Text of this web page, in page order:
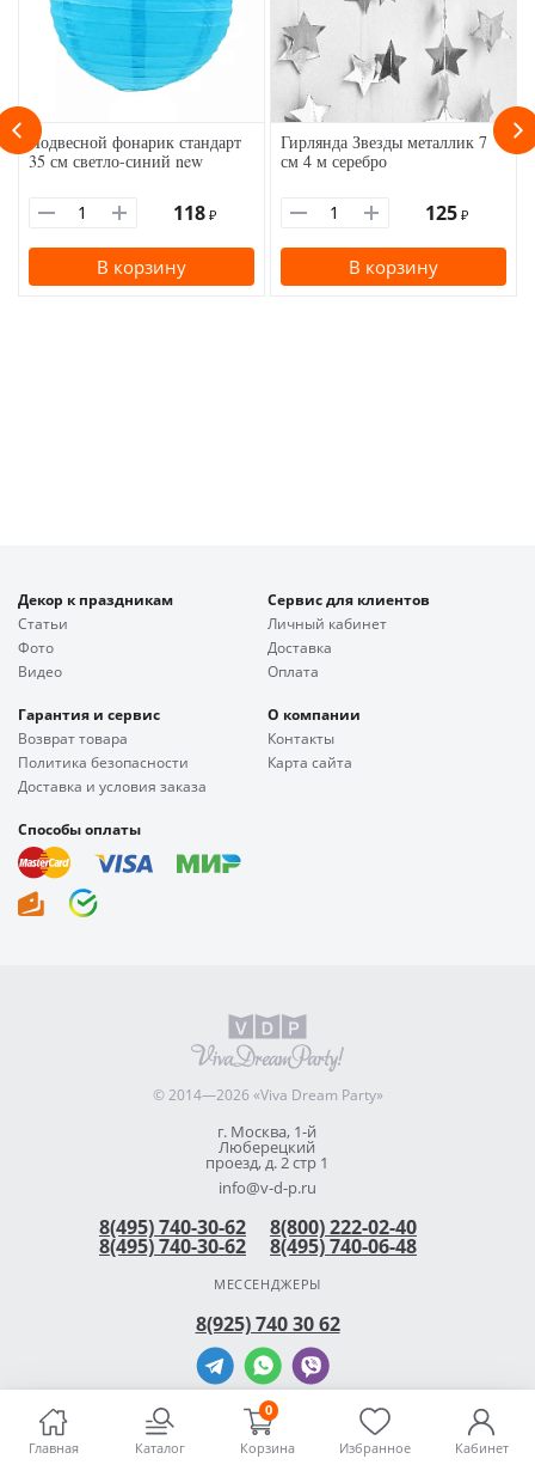
Главная Каталог
0
Корзина Избранное Кабинет
Подвесной фонарик стандарт
35 см светло-синий new
118 ₽
В корзину
Гирлянда Звезды металлик 7
см 4 м серебро
125 ₽
В корзину
Декор к праздникам
Статьи
Фото
Видео
Сервис для клиентов
Личный кабинет
Доставка
Оплата
Гарантия и сервис
Возврат товара
Политика безопасности
Доставка и условия заказа
О компании
Контакты
Карта сайта
Способы оплаты
© 2014—2026 «Viva Dream Party»
г. Москва, 1-й
Люберецкий
проезд, д. 2 стр 1
info@v-d-p.ru
8(495) 740-30-62 8(800) 222-02-40
8(495) 740-30-62 8(495) 740-06-48
МЕССЕНДЖЕРЫ
8(925) 740 30 62